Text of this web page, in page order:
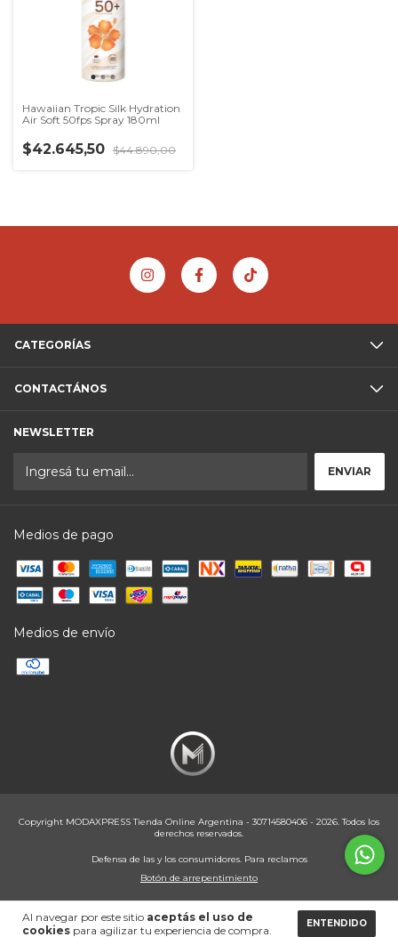
Al navegar por este sitio aceptás el uso de
cookies para agilizar tu experiencia de compra.
ENTENDIDO
Hawaiian Tropic Silk Hydration
Air Soft 50fps Spray 180ml
$42.645,50 $44.890,00
CATEGORÍAS
CONTACTÁNOS
NEWSLETTER
Medios de pago
Medios de envío
Copyright MODAXPRESS Tienda Online Argentina - 30714580406 - 2026. Todos los
derechos reservados.
Defensa de las y los consumidores. Para reclamos
Botón de arrepentimiento